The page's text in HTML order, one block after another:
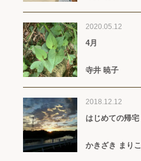
2020.05.12
4月
寺井 暁子
2018.12.12
はじめての帰宅
かきざき まりこ